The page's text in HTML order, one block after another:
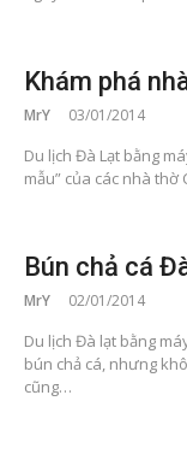
Khám phá
MrY 03/01/2014
Du lịch Đà Lạt bằng
mẫu” của các nhà
Bún chả cá
MrY 02/01/2014
Du lịch Đà lạt bằng
bún chả cá, nhưng
cũng…